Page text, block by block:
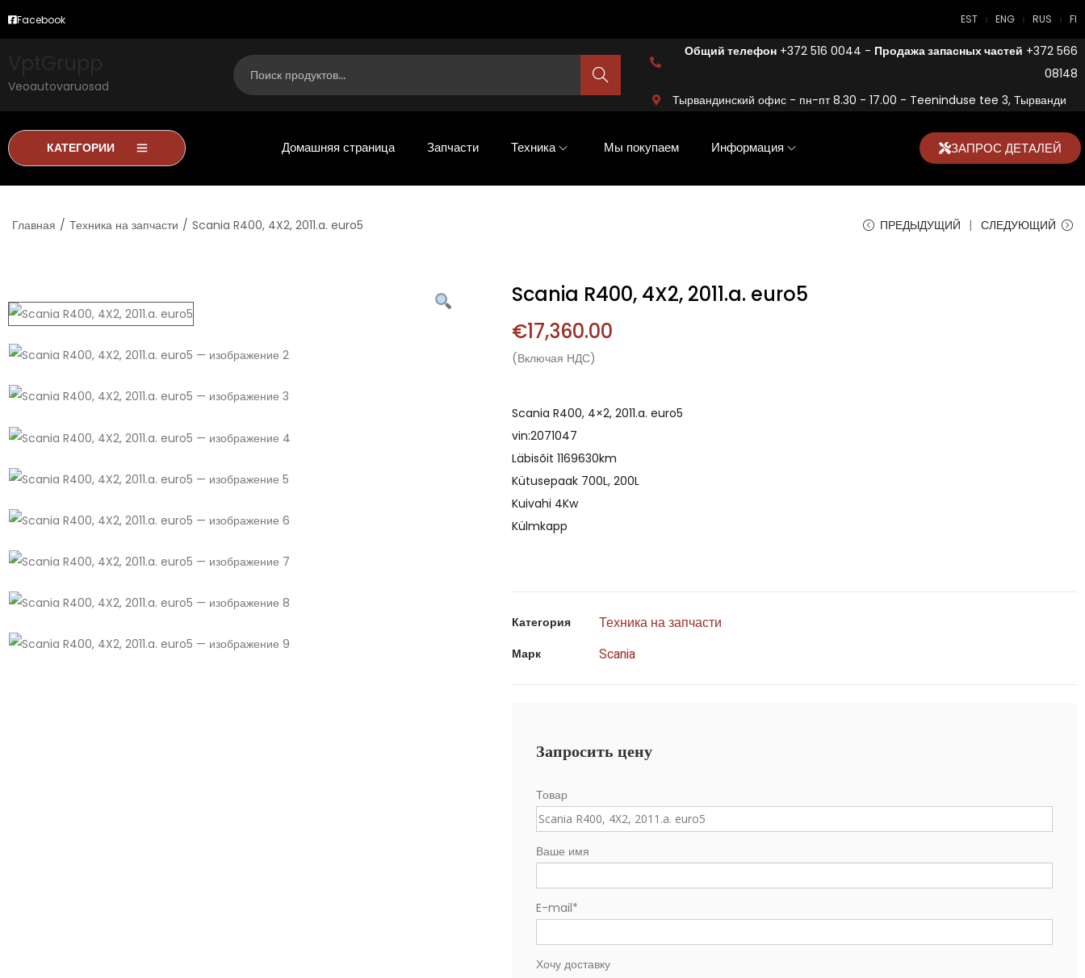
Facebook EST ENG RUS FI
Veoautovaruosad
Шукат
Общий телефон +372 516 0044 - Продажа запасных частей +372 566
08148
Тырвандинский офис - пн-пт 8.30 - 17.00 - Teeninduse tee 3, Тырванди
КАТЕГОРИИ Домашняя страница Запчасти Техника Мы покупаем Информация ЗАПРОС ДЕТАЛЕЙ
Главная / Техника на запчасти / Scania R400, 4X2, 2011.a. euro5 ПРЕДЫДУЩИЙ СЛЕДУЮЩИЙ
Scania R400, 4X2, 2011.a. euro5
€17,360.00
(Включая НДС)
Scania R400, 4×2, 2011.a. euro5
vin:2071047
Läbisõit 1169630km
Kütusepaak 700L, 200L
Kuivahi 4Kw
Külmkapp
Категория Техника на запчасти
Марк Scania
Запросить цену
Товар
Ваше имя
E-mail*
Хочу доставку